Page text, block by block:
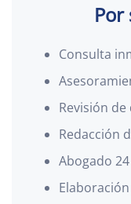
Por
Consulta
Revisión
Redacción
Abogado